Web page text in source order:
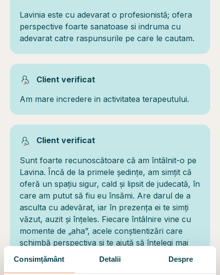
Consimțământ Detalii Despre
Lavinia este cu adevarat o profesionistă; ofera
perspective foarte sanatoase si indruma cu
adevarat catre raspunsurile pe care le cautam.
Client verificat
Am mare incredere in activitatea terapeutului.
Client verificat
Sunt foarte recunoscătoare că am întâlnit-o pe
Lavina. Încă de la primele ședințe, am simțit că
oferă un spațiu sigur, cald și lipsit de judecată, în
care am putut să fiu eu însămi. Are darul de a
asculta cu adevărat, iar în prezența ei te simți
văzut, auzit și înțeles. Fiecare întâlnire vine cu
momente de „aha”, acele conștientizări care
schimbă perspectiva și te ajută să înțelegi mai
bine cine ești și de ce reacționezi într-un anumit
fel. Întrebările și observațiile ei sunt blânde, dar